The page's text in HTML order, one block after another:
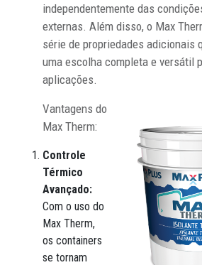
independentemente das
externas. Além disso, o Max
série de propriedades adicionais
uma escolha completa e versátil
aplicações.
Vantagens do
Max Therm:
Controle
Térmico
Avançado:
Com o uso do
Max Therm,
os containers
se tornam